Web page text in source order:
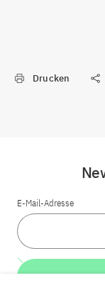
Drucken
E-Mail-Adresse